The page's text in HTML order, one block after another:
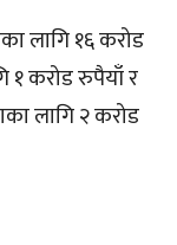
लागि १६ करोड
१ करोड रुपैयाँ र
लागि २ करोड